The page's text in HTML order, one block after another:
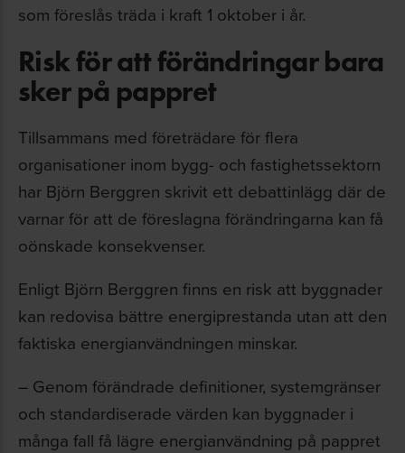
som föreslås träda i kraft 1 oktober i år.
Risk för att förändringar bara
sker på pappret
Tillsammans med företrädare för flera
organisationer inom bygg- och fastighetssektorn
har Björn Berggren skrivit ett debattinlägg där de
varnar för att de föreslagna förändringarna kan få
oönskade konsekvenser.
Enligt Björn Berggren finns en risk att byggnader
kan redovisa bättre energiprestanda utan att den
faktiska energianvändningen minskar.
– Genom förändrade definitioner, systemgränser
och standardiserade värden kan byggnader i
många fall få lägre energianvändning på pappret